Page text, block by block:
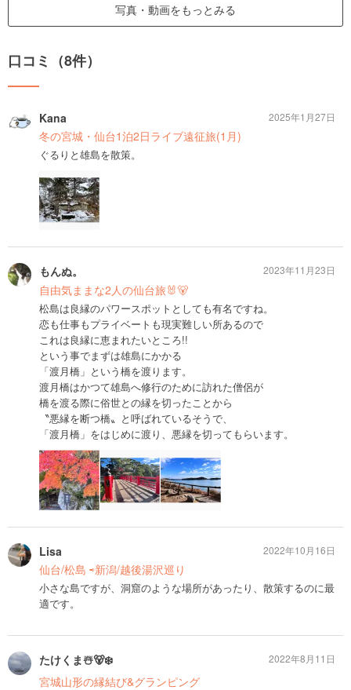
写真・動画をもっとみる
口コミ（8件）
Kana
冬の宮城・仙台1泊2日ライブ遠征旅(1月)
ぐるりと雄島を散策。
2025年1月27日
もんぬ。
自由気ままな2人の仙台旅🐰🐻
松島は良縁のパワースポットとしても有名ですね。
恋も仕事もプライベートも現実難しい所あるので
これは良縁に恵まれたいところ!!
という事でまずは雄島にかかる
「渡月橋」という橋を渡ります。
渡月橋はかつて雄島へ修行のために訪れた僧侶が
橋を渡る際に俗世との縁を切ったことから
〝悪縁を断つ橋〟と呼ばれているそうで、
「渡月橋」をはじめに渡り、悪縁を切ってもらいます。
2023年11月23日
Lisa
仙台/松島 ⇨新潟/越後湯沢巡り
小さな島ですが、洞窟のような場所があったり、散策するのに最
適です。
2022年10月16日
たけくま☃️🐻‍❄️
宮城山形の縁結び&グランピング
2022年8月11日